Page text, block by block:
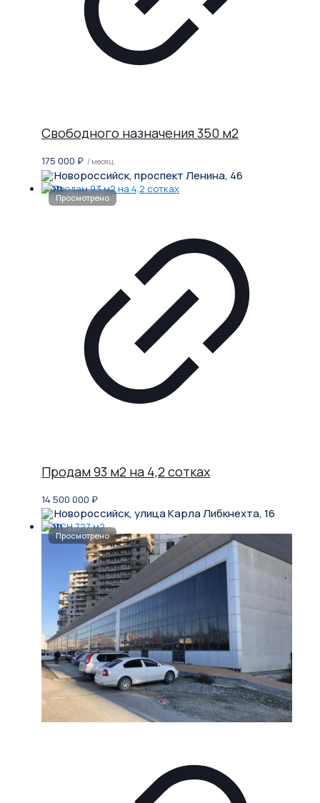
Свободного назначения 350 м2
175 000 ₽ / месяц
Новороссийск, проспект Ленина, 46
Продам 93 м2 на 4,2 сотках
14 500 000 ₽
Новороссийск, улица Карла Либкнехта, 16